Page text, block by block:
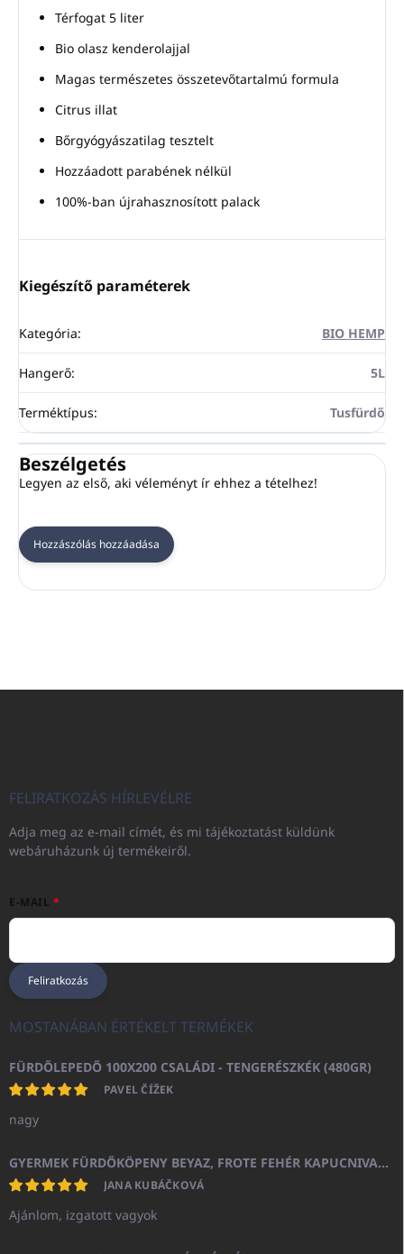
Térfogat 5 liter
Bio olasz kenderolajjal
Magas természetes összetevőtartalmú formula
Citrus illat
Bőrgyógyászatilag tesztelt
Hozzáadott parabének nélkül
100%-ban újrahasznosított palack
Kiegészítő paraméterek
Kategória: BIO HEMP
Hangerő: 5L
Terméktípus: Tusfürdő
Beszélgetés
Legyen az első, aki véleményt ír ehhez a tételhez!
Hozzászólás hozzáadása
L
FELIRATKOZÁS HÍRLEVÉLRE
Adja meg az e-mail címét, és mi tájékoztatást küldünk
webáruházunk új termékeiről.
E-MAIL
Feliratkozás
MOSTANÁBAN ÉRTÉKELT TERMÉKEK
FÜRDŐLEPEDŐ 100X200 CSALÁDI - TENGERÉSZKÉK (480GR)
PAVEL ČÍŽEK
nagy
GYERMEK FÜRDŐKÖPENY BEYAZ, FROTE FEHÉR KAPUCNIVAL (400GR)
JANA KUBÁČKOVÁ
Ajánlom, izgatott vagyok